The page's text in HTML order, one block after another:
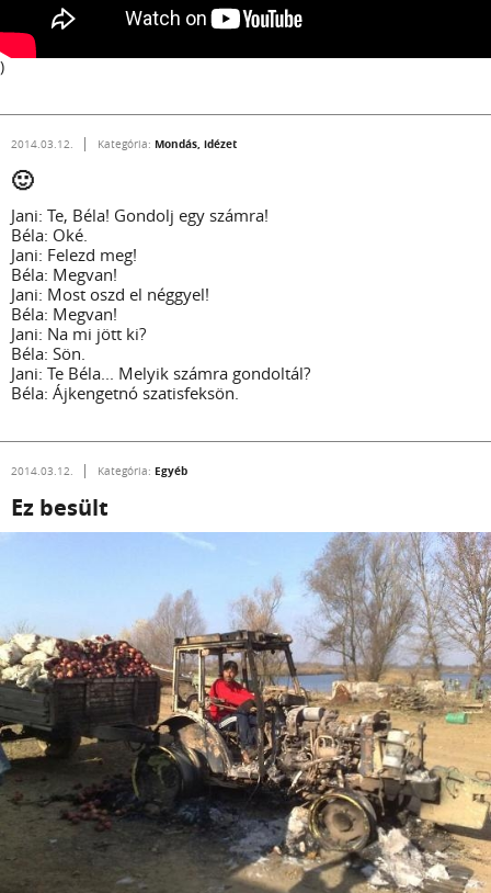
)
2014.03.12. Kategória: Mondás, idézet
🙂
Jani: Te, Béla! Gondolj egy számra!
Béla: Oké.
Jani: Felezd meg!
Béla: Megvan!
Jani: Most oszd el néggyel!
Béla: Megvan!
Jani: Na mi jött ki?
Béla: Sön.
Jani: Te Béla... Melyik számra gondoltál?
Béla: Ájkengetnó szatisfeksön.
2014.03.12. Kategória: Egyéb
Ez besült